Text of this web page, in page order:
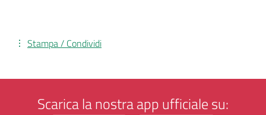
Stampa / Condividi
Scarica la nostra app ufficiale su: